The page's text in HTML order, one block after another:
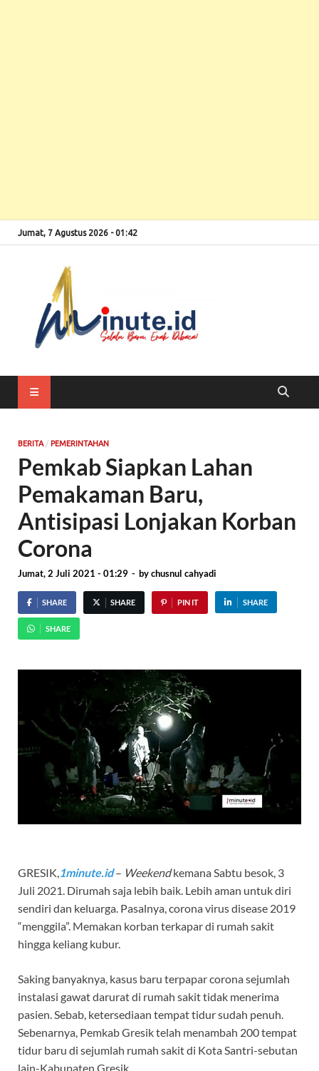
Jumat, 7 Agustus 2026 - 01:42
BERITA/ PEMERINTAHAN
Pemkab Siapkan Lahan
Pemakaman Baru,
Antisipasi Lonjakan Korban
Corona
Jumat, 2 Juli 2021 - 01:29 - bychusnul cahyadi
SHARE SHARE PIN IT SHARE
SHARE
GRESIK, 1minute.id – Weekendkemana Sabtu besok, 3
Juli 2021. Dirumah saja lebih baik. Lebih aman untuk diri
sendiri dan keluarga. Pasalnya, corona virus disease 2019
“menggila”. Memakan korban terkapar di rumah sakit
hingga keliang kubur.
Saking banyaknya, kasus baru terpapar corona sejumlah
instalasi gawat darurat di rumah sakit tidak menerima
pasien. Sebab, ketersediaan tempat tidur sudah penuh.
Sebenarnya, Pemkab Gresik telah menambah 200 tempat
tidur baru di sejumlah rumah sakit di Kota Santri-sebutan
lain-Kabupaten Gresik.